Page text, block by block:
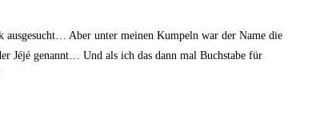
aus­ge­sucht… Aber unter mei­nen Kum­peln war der Name die
Jéjé genannt… Und als ich das dann mal Buch­sta­be für